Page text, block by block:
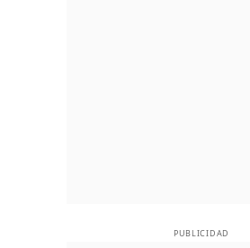
PUBLICIDAD